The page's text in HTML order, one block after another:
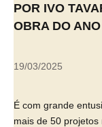
POR IVO
OBRA DO
19/03/2025
É com grande
mais de 50